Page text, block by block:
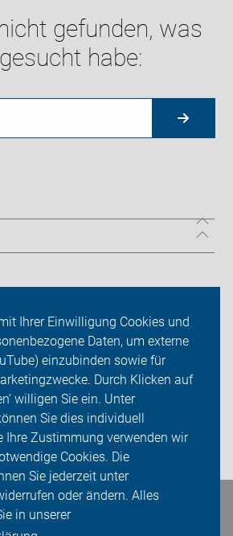
Ihrer Einwilligung Cookies und
Daten, um externe
einzubinden sowie für
Durch Klicken auf
willigen Sie ein. Unter
Sie dies individuell
Ihre Zustimmung verwenden wir
Cookies. Die
Sie jederzeit unter
oder ändern. Alles
in unserer
gefunden, was
habe: